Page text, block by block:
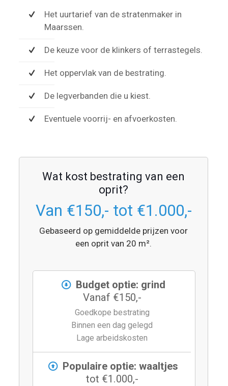
Het uurtarief van de stratenmaker in
Maarssen.
De keuze voor de klinkers of terrastegels.
Het oppervlak van de bestrating.
De legverbanden die u kiest.
Eventuele voorrij- en afvoerkosten.
Wat kost bestrating van een
oprit?
Van €150,- tot €1.000,-
Gebaseerd op gemiddelde prijzen voor
een oprit van 20 m².
Budget optie: grind
Vanaf €150,-
Goedkope bestrating
Binnen een dag gelegd
Lage arbeidskosten
Populaire optie: waaltjes
tot €1.000,-